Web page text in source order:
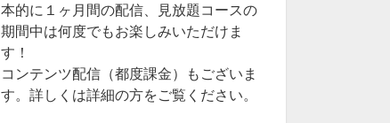
本的に１ヶ月間の配信、見放題コースの
期間中は何度でもお楽しみいただけま
す！
コンテンツ配信（都度課金）もございま
す。詳しくは詳細の方をご覧ください。